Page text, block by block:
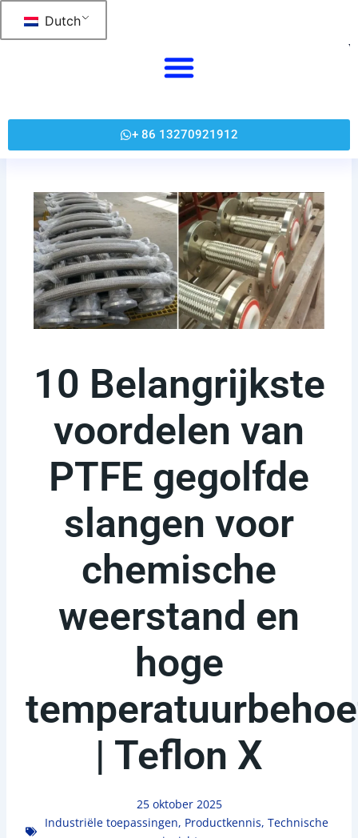
Dutch
+ 86 13270921912
10 Belangrijkste
voordelen van
PTFE gegolfde
slangen voor
chemische
weerstand en
hoge
| Teflon X
25 oktober 2025
Industriële toepassingen, Productkennis, Technische